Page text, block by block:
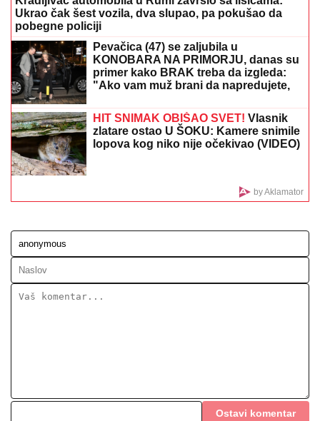
(FOTO) NALAZI SE DALEKO OD BEOGRADAPrva
objava Jelene Radanović nakon što joj je Ana Nikolić
pretila zbog Raleta - poslala joj jezive poruke
DROGIRAN IZAZVAO SUDAR, JEDNA
OSOBA POGINULAVozač iz Novog
dvoje povređeno
ćevapima (FOTO)